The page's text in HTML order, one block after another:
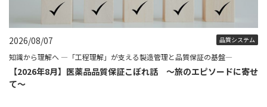
2026/08/07 品質システム
知識から理解へ ―「工程理解」が支える製造管理と品質保証の基盤―
【2026年8月】医薬品品質保証こぼれ話 ～旅のエピソードに寄せ
て～